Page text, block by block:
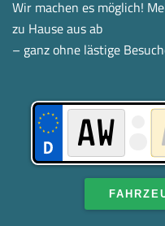
Wir machen es möglich!
zu Hause aus ab
– ganz ohne lästige